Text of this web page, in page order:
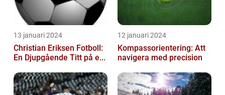
13 januari 2024
Christian Eriksen Fotboll:
En Djupgående Titt på e...
12 januari 2024
Kompassorientering: Att
navigera med precision